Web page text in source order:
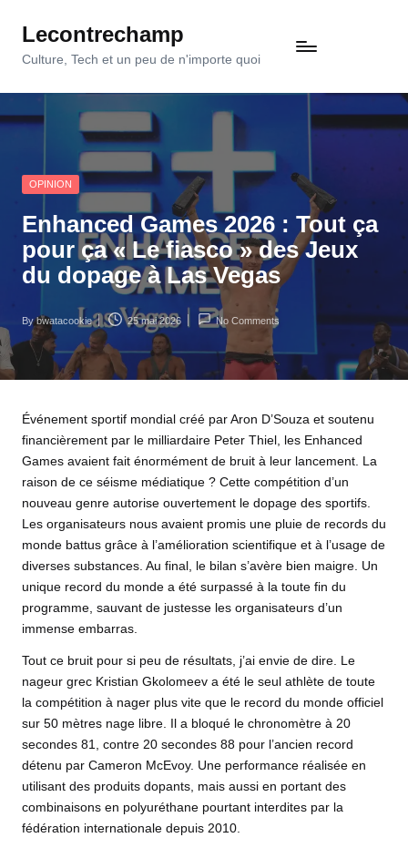
SkipLecontrechamp
Culture, Tech et un peu de n'importe quoi
Posted
OPINION
Enhanced Games 2026 : Tout ça
pour ça « Le fiasco » des Jeux
du dopage à Las Vegas
Posted
by
Bybwatacookie 25 mai 2026 No Comments
Événement sportif mondial créé par Aron D’Souza et soutenu
financièrement par le milliardaire Peter Thiel, les Enhanced
Games avaient fait énormément de bruit à leur lancement. La
raison de ce séisme médiatique ? Cette compétition d’un
nouveau genre autorise ouvertement le dopage des sportifs.
Les organisateurs nous avaient promis une pluie de records du
monde battus grâce à l’amélioration scientifique et à l’usage de
diverses substances. Au final, le bilan s’avère bien maigre. Un
unique record du monde a été surpassé à la toute fin du
programme, sauvant de justesse les organisateurs d’un
immense embarras.
Tout ce bruit pour si peu de résultats, j’ai envie de dire. Le
nageur grec Kristian Gkolomeev a été le seul athlète de toute
la compétition à nager plus vite que le record du monde officiel
sur 50 mètres nage libre. Il a bloqué le chronomètre à 20
secondes 81, contre 20 secondes 88 pour l’ancien record
détenu par Cameron McEvoy. Une performance réalisée en
utilisant des produits dopants, mais aussi en portant des
combinaisons en polyuréthane pourtant interdites par la
fédération internationale depuis 2010.